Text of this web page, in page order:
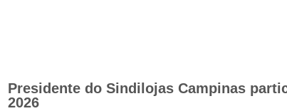
Presidente do Sindilojas Campinas
2026